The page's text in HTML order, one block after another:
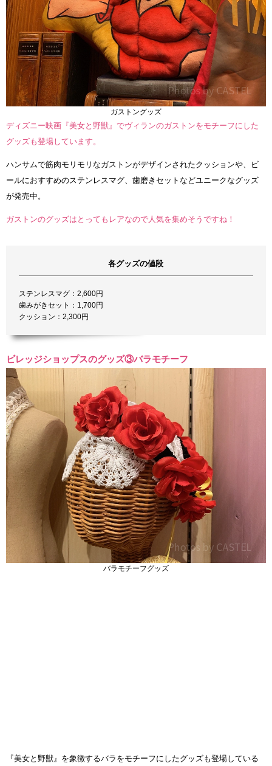
ガストングッズ
ディズニー映画『美女と野獣』でヴィランのガストンをモチーフにした
グッズも登場しています。
ハンサムで筋肉モリモリなガストンがデザインされたクッションや、ビ
ールにおすすめのステンレスマグ、歯磨きセットなどユニークなグッズ
が発売中。
ガストンのグッズはとってもレアなので人気を集めそうですね！
各グッズの値段
ステンレスマグ：2,600円
歯みがきセット：1,700円
クッション：2,300円
ビレッジショップスのグッズ③バラモチーフ
バラモチーフグッズ
『美女と野獣』を象徴するバラをモチーフにしたグッズも登場している